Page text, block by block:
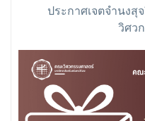
ประกาศเจตจำนง
วิศว